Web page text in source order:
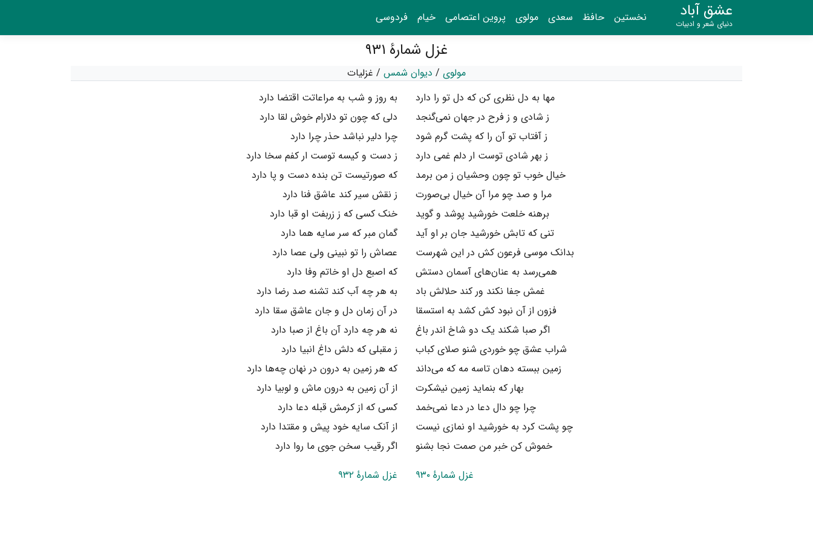
عشق آباد
دنیای شعر و ادبیات نخستین حافظ سعدی مولوی پروین اعتصامی خیام فردوسی
غزل شمارهٔ ۹۳۱
مولوی / دیوان شمس / غزلیات
مها به دل نظری کن که دل تو را دارد
به روز و شب به مراعاتت اقتضا دارد
ز شادی و ز فرح در جهان نمی‌گنجد
دلی که چون تو دلارام خوش لقا دارد
ز آفتاب تو آن را که پشت گرم شود
چرا دلیر نباشد حذر چرا دارد
ز بهر شادی توست ار دلم غمی دارد
ز دست و کیسه توست ار کفم سخا دارد
خیال خوب تو چون وحشیان ز من برمد
که صورتیست تن بنده دست و پا دارد
مرا و صد چو مرا آن خیال بی‌صورت
ز نقش سیر کند عاشق فنا دارد
برهنه خلعت خورشید پوشد و گوید
خنک کسی که ز زربفت او قبا دارد
تنی که تابش خورشید جان بر او آید
گمان مبر که سر سایه هما دارد
بدانک موسی فرعون کش در این شهرست
عصاش را تو نبینی ولی عصا دارد
همی‌رسد به عنان‌های آسمان دستش
که اصبع دل او خاتم وفا دارد
غمش جفا نکند ور کند حلالش باد
به هر چه آب کند تشنه صد رضا دارد
فزون از آن نبود کش کشد به استسقا
در آن زمان دل و جان عاشق سقا دارد
اگر صبا شکند یک دو شاخ اندر باغ
نه هر چه دارد آن باغ از صبا دارد
شراب عشق چو خوردی شنو صلای کباب
ز مقبلی که دلش داغ انبیا دارد
زمین ببسته دهان تاسه مه که می‌داند
که هر زمین به درون در نهان چه‌ها دارد
بهار که بنماید زمین نیشکرت
از آن زمین به درون ماش و لوبیا دارد
چرا چو دال دعا در دعا نمی‌خمد
کسی که از کرمش قبله دعا دارد
چو پشت کرد به خورشید او نمازی نیست
از آنک سایه خود پیش و مقتدا دارد
خموش کن خبر من صمت نجا بشنو
اگر رقیب سخن جوی ما روا دارد
غزل شمارهٔ ۹۳۰
غزل شمارهٔ ۹۳۲